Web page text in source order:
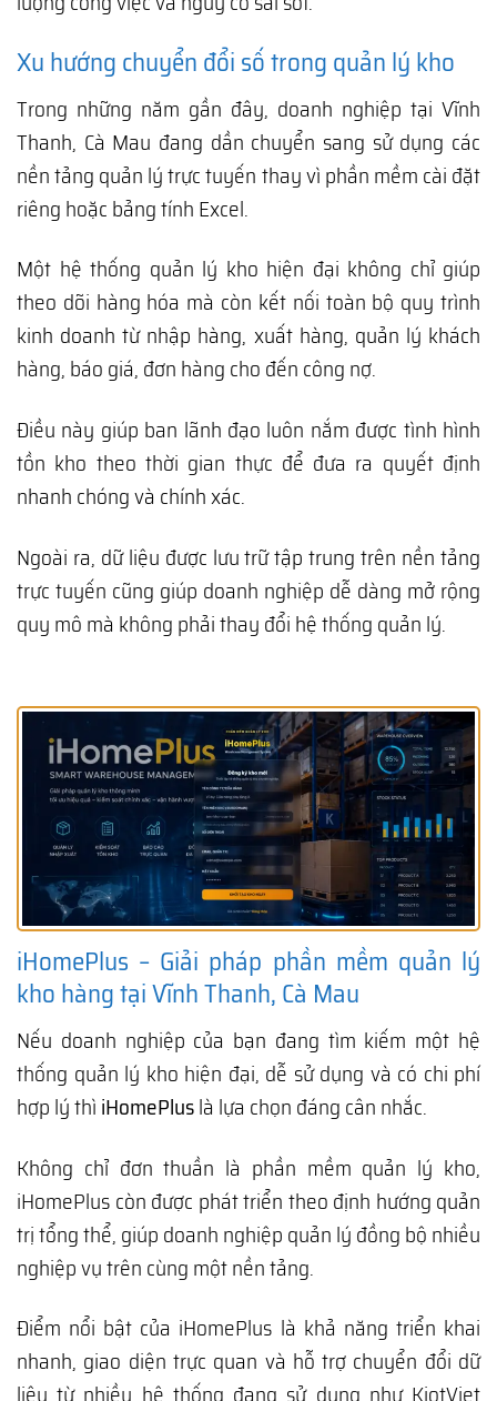
Xu hướng chuyển đổi số trong quản lý kho
Trong những năm gần đây, doanh nghiệp tại Vĩnh
Thanh, Cà Mau đang dần chuyển sang sử dụng các
nền tảng quản lý trực tuyến thay vì phần mềm cài đặt
riêng hoặc bảng tính Excel.
Một hệ thống quản lý kho hiện đại không chỉ giúp
theo dõi hàng hóa mà còn kết nối toàn bộ quy trình
kinh doanh từ nhập hàng, xuất hàng, quản lý khách
hàng, báo giá, đơn hàng cho đến công nợ.
Điều này giúp ban lãnh đạo luôn nắm được tình hình
tồn kho theo thời gian thực để đưa ra quyết định
nhanh chóng và chính xác.
Ngoài ra, dữ liệu được lưu trữ tập trung trên nền tảng
trực tuyến cũng giúp doanh nghiệp dễ dàng mở rộng
quy mô mà không phải thay đổi hệ thống quản lý.
iHomePlus – Giải pháp phần mềm quản lý
kho hàng tại Vĩnh Thanh, Cà Mau
Nếu doanh nghiệp của bạn đang tìm kiếm một hệ
thống quản lý kho hiện đại, dễ sử dụng và có chi phí
hợp lý thì iHomePluslà lựa chọn đáng cân nhắc.
Không chỉ đơn thuần là phần mềm quản lý kho,
iHomePlus còn được phát triển theo định hướng quản
trị tổng thể, giúp doanh nghiệp quản lý đồng bộ nhiều
nghiệp vụ trên cùng một nền tảng.
Điểm nổi bật của iHomePlus là khả năng triển khai
nhanh, giao diện trực quan và hỗ trợ chuyển đổi dữ